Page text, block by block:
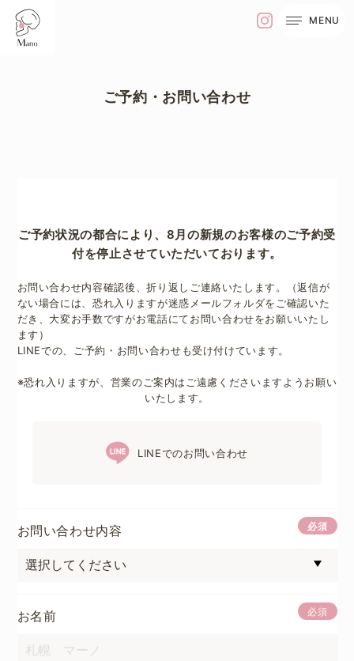
MENU
ご予約・お問い合わせ
ご予約状況の都合により、8月の新規のお客様のご予約受
付を停止させていただいております。
お問い合わせ内容確認後、折り返しご連絡いたします。
（返信が
ない場合には、恐れ入りますが迷惑メールフォルダをご確認いた
だき、 大変お手数ですがお電話にてお問い合わせをお願いいたし
ます）
LINEでの、ご予約・お問い合わせも受け付けています。
※恐れ入りますが、営業のご案内はご遠慮くださいますようお願い
いたします。
LINEでのお問い合わせ
お問い合わせ内容 必須
お名前 必須